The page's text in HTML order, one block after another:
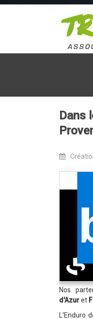
Dans
Nos
d'Azuret
L'Enduro